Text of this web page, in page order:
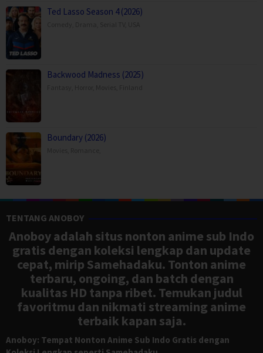
Ted Lasso Season 4 (2026)
Backwood Madness (2025)
Boundary (2026)
TENTANG ANOBOY
Anoboy adalah situs nonton anime sub Indo
gratis dengan koleksi lengkap dan update
cepat, mirip Samehadaku. Tonton anime
terbaru, ongoing, dan batch dengan
kualitas HD tanpa ribet. Temukan judul
favoritmu dan nikmati streaming anime
terbaik kapan saja.
Anoboy: Tempat Nonton Anime Sub Indo Gratis dengan